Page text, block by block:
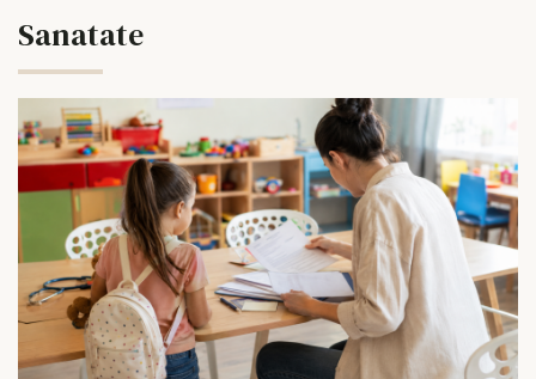
Sanatate